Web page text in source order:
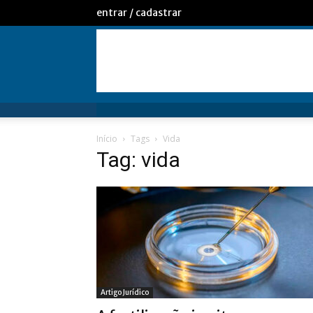
entrar / cadastrar
Início Tags Vida
Tag: vida
Artigo Jurídico